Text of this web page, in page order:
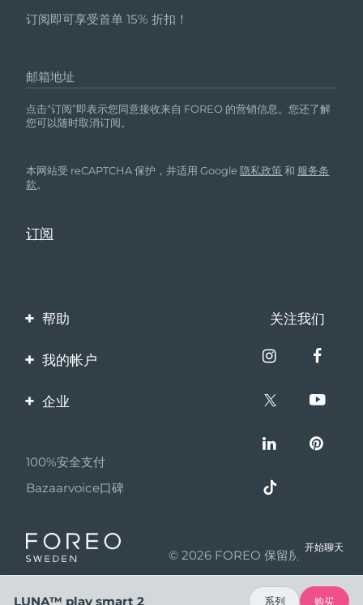
订阅即可享受首单 15% 折扣！
邮箱地址
点击“订阅”即表示您同意接收来自 FOREO 的营销信息。您还了解
您可以随时取消订阅。
本网站受 reCAPTCHA 保护，并适用 Google隐私政策 和 服务条
款。
帮助
联系我们
保修与退换货
关注我们
我的帐户
产品注册
企业
伙伴计划
联盟新闻
成为合作伙伴
100%安全支付
Bazaarvoice口碑
© 2026 FOREO 保留所有权利
开始聊天
LUNA™ play smart 2 系列 购买